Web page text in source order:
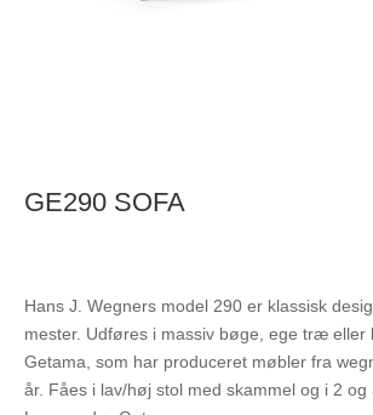
GE290 SOFA
Hans J. Wegners model 290 er klassisk
mester. Udføres i massiv bøge, ege træ eller
Getama, som har produceret møbler fra
år. Fåes i lav/høj stol med skammel og i 2 og